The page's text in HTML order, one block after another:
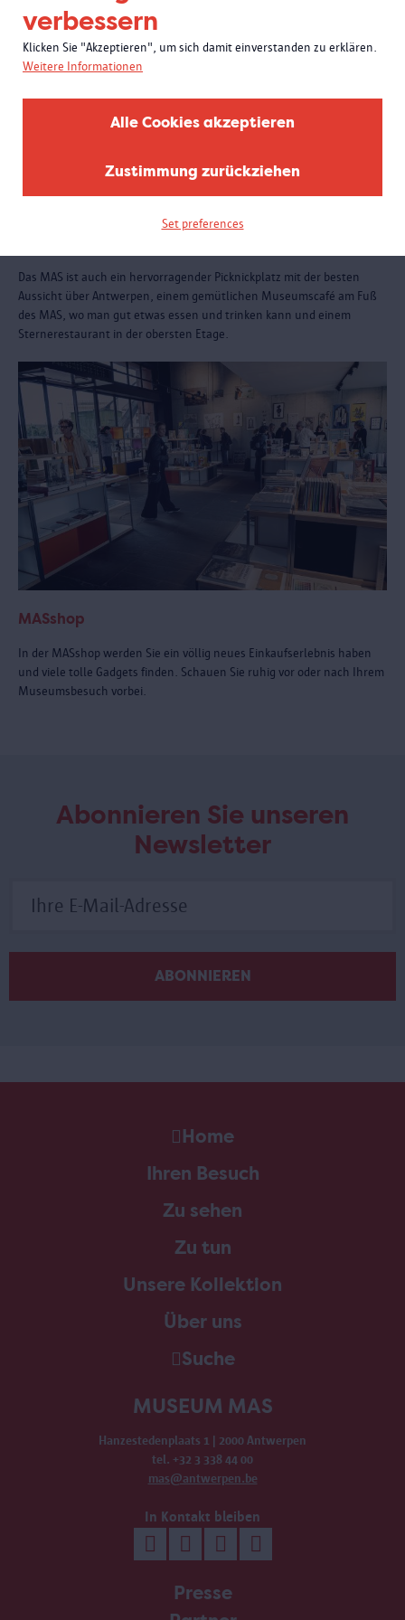
verbessern
Klicken Sie "Akzeptieren", um sich damit einverstanden zu erklären.
Weitere Informationen
Alle Cookies akzeptieren
Zustimmung zurückziehen
Set preferences
Das MAS ist auch ein hervorragender Picknickplatz mit der besten
Aussicht über Antwerpen, einem gemütlichen Museumscafé am Fuß
des MAS, wo man gut etwas essen und trinken kann und einem
Sternerestaurant in der obersten Etage.
MASshop
In der MASshop werden Sie ein völlig neues Einkaufserlebnis haben
und viele tolle Gadgets finden. Schauen Sie ruhig vor oder nach Ihrem
Museumsbesuch vorbei.
Abonnieren Sie unseren
Newsletter
Home
Ihren Besuch
Zu sehen
Zu tun
Unsere Kollektion
Über uns
Suche
MUSEUM MAS
Hanzestedenplaats 1 | 2000 Antwerpen
tel. +32 3 338 44 00
mas@antwerpen.be
In Kontakt bleiben
Presse